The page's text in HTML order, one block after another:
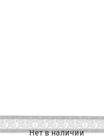
Нет в наличии